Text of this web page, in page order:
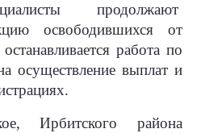
продолжают
освободившихся от
работа по
осуществление выплат и
Ирбитского района